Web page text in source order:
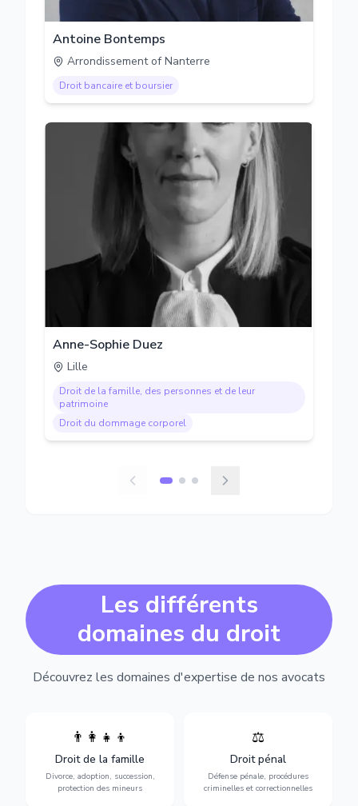
Antoine Bontemps
Arrondissement of Nanterre
Droit bancaire et boursier
Anne-Sophie Duez
Lille
Droit de la famille, des personnes et de leur
patrimoine
Droit du dommage corporel
Les différents
domaines du droit
Découvrez les domaines d'expertise de nos avocats
👨‍👩‍👧‍👦
Droit de la famille
Divorce, adoption, succession,
protection des mineurs
Divorce, garde d'enfants,
adoption, succession et
protection des personnes
vulnérables.
⚖️
Droit pénal
Défense pénale, procédures
criminelles et correctionnelles
Expertise en matière pénale,
vue jusqu'au procès, pour
toute affaire correctionnelle
ou criminelle.